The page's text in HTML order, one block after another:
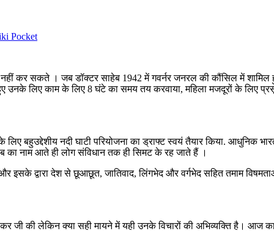
Pocket
कर सकते । जब डॉक्टर साहेब 1942 में गवर्नर जनरल की कौंसिल में शामिल
उनके लिए काम के लिए 8 घंटे का समय तय करवाया, महिला मजदूरों के लिए
बहुउद्देशीय नदी घाटी परियोजना का ड्राफ्ट स्वयं तैयार किया. आधुनिक
का नाम आते ही लोग संविधान तक ही सिमट के रह जाते हैं ।
द्वारा देश से छूआछूत, जातिवाद, लिंगभेद और वर्गभेद सहित तमाम
जी की लेकिन क्या सही मायने में यही उनके विचारों की अभिव्यक्ति है। आज